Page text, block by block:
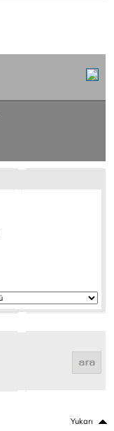
Yukarı